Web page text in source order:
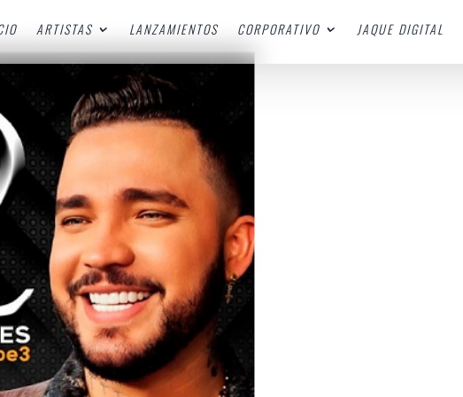
ARTISTAS LANZAMIENTOS CORPORATIVO JAQUE DIGITAL